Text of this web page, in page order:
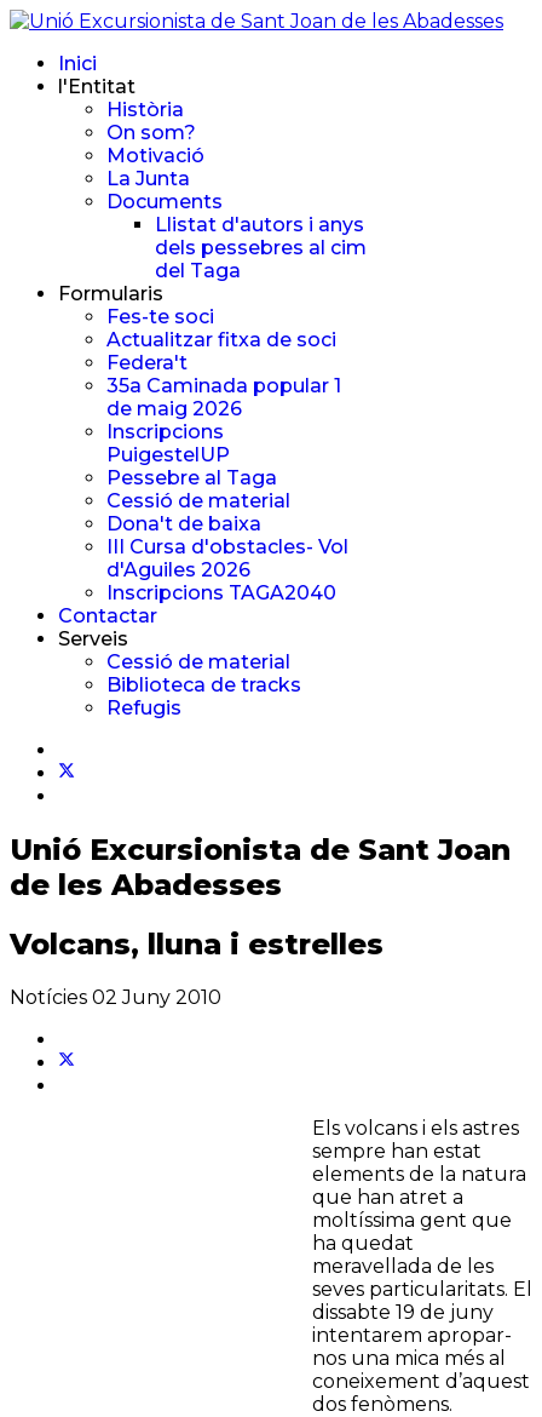
Inici
l'Entitat
Història
On som?
Motivació
La Junta
Documents
Llistat d'autors i anys
dels pessebres al cim
del Taga
Formularis
Fes-te soci
Actualitzar fitxa de soci
Federa't
35a Caminada popular 1
de maig 2026
Inscripcions
PuigestelUP
Pessebre al Taga
Cessió de material
Dona't de baixa
III Cursa d'obstacles- Vol
d'Aguiles 2026
Inscripcions TAGA2040
Contactar
Serveis
Cessió de material
Biblioteca de tracks
Refugis
Unió Excursionista de Sant Joan
de les Abadesses
Volcans, lluna i estrelles
Notícies 02 Juny 2010
Els volcans i els astres
sempre han estat
elements de la natura
que han atret a
moltíssima gent que
ha quedat
meravellada de les
seves particularitats. El
dissabte 19 de juny
intentarem apropar-
nos una mica més al
coneixement d’aquest
dos fenòmens.